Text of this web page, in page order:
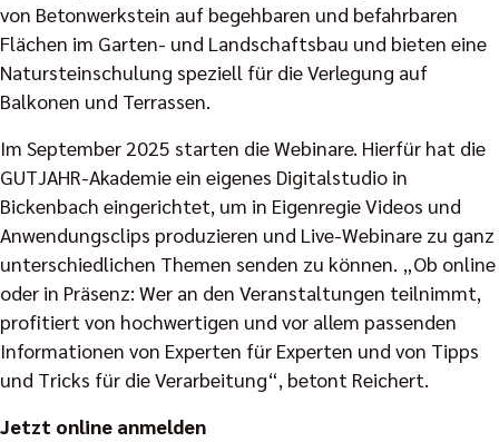
von Betonwerkstein auf begehbaren und befahrbaren
Flächen im Garten- und Landschaftsbau und bieten eine
Natursteinschulung speziell für die Verlegung auf
Balkonen und Terrassen.
Im September 2025 starten die Webinare. Hierfür hat die
GUTJAHR-Akademie ein eigenes Digitalstudio in
Bickenbach eingerichtet, um in Eigenregie Videos und
Anwendungsclips produzieren und Live-Webinare zu ganz
unterschiedlichen Themen senden zu können. „Ob online
oder in Präsenz: Wer an den Veranstaltungen teilnimmt,
profitiert von hochwertigen und vor allem passenden
Informationen von Experten für Experten und von Tipps
und Tricks für die Verarbeitung“, betont Reichert.
Jetzt online anmelden